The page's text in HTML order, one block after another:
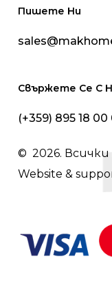
plus
Пишете Ни
Свържете Се С
(+359) 895 18 00
© 2026. Всички
Website &